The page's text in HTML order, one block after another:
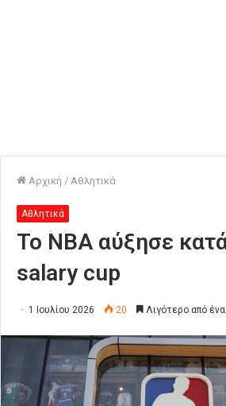
Αρχική / Αθλητικά
Αθλητικά
Το ΝΒΑ αύξησε
salary cup
1 Ιουλίου 2026 20 Λιγότερο από